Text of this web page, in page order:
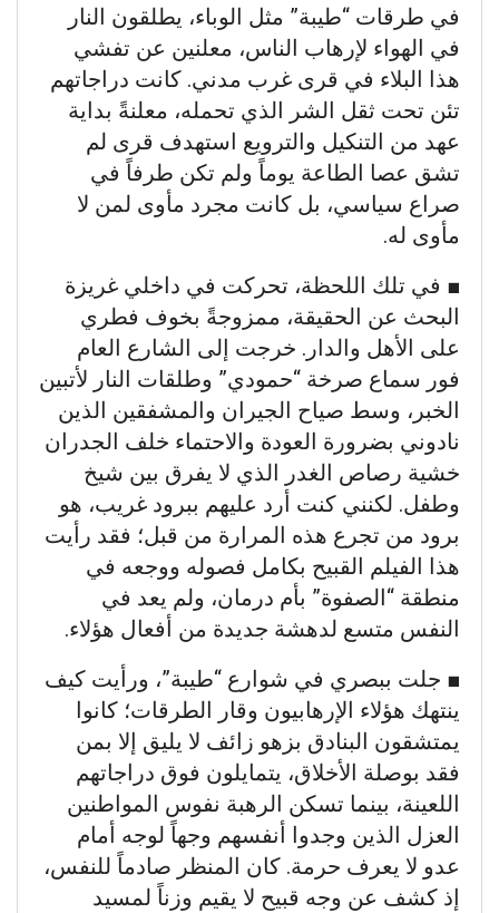
في طرقات “طيبة” مثل الوباء، يطلقون النار
في الهواء لإرهاب الناس، معلنين عن تفشي
هذا البلاء في قرى غرب مدني. كانت دراجاتهم
تئن تحت ثقل الشر الذي تحمله، معلنةً بداية
عهد من التنكيل والترويع استهدف قرى لم
تشق عصا الطاعة يوماً ولم تكن طرفاً في
صراع سياسي، بل كانت مجرد مأوى لمن لا
مأوى له.
​■ في تلك اللحظة، تحركت في داخلي غريزة
البحث عن الحقيقة، ممزوجةً بخوف فطري
على الأهل والدار. خرجت إلى الشارع العام
فور سماع صرخة “حمودي” وطلقات النار لأتبين
الخبر، وسط صياح الجيران والمشفقين الذين
نادوني بضرورة العودة والاحتماء خلف الجدران
خشية رصاص الغدر الذي لا يفرق بين شيخ
وطفل. لكنني كنت أرد عليهم ببرود غريب، هو
برود من تجرع هذه المرارة من قبل؛ فقد رأيت
هذا الفيلم القبيح بكامل فصوله ووجعه في
منطقة “الصفوة” بأم درمان، ولم يعد في
النفس متسع لدهشة جديدة من أفعال هؤلاء.
​■ جلت ببصري في شوارع “طيبة”، ورأيت كيف
ينتهك هؤلاء الإرهابيون وقار الطرقات؛ كانوا
يمتشقون البنادق بزهو زائف لا يليق إلا بمن
فقد بوصلة الأخلاق، يتمايلون فوق دراجاتهم
اللعينة، بينما تسكن الرهبة نفوس المواطنين
العزل الذين وجدوا أنفسهم وجهاً لوجه أمام
عدو لا يعرف حرمة. كان المنظر صادماً للنفس،
إذ كشف عن وجه قبيح لا يقيم وزناً لمسيد